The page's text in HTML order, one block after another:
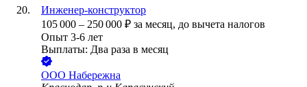
Инженер-конструктор
105 000 – 250 000 ₽ за месяц, до вычета налогов
Опыт 3-6 лет
Выплаты: Два раза в месяц
ООО Набережна